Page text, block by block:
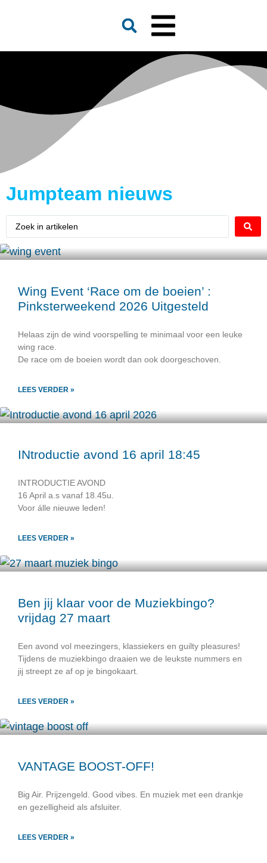
Jumpteam nieuws
Wing Event ‘Race om de boeien’ :
Pinksterweekend 2026 Uitgesteld
Helaas zijn de wind voorspelling te minimaal voor een leuke
wing race.
De race om de boeien wordt dan ook doorgeschoven.
LEES VERDER »
INtroductie avond 16 april 18:45
INTRODUCTIE AVOND
16 April a.s vanaf 18.45u.
Voor álle nieuwe leden!
LEES VERDER »
Ben jij klaar voor de Muziekbingo?
vrijdag 27 maart
Een avond vol meezingers, klassiekers en guilty pleasures!
Tijdens de muziekbingo draaien we de leukste nummers en
jij streept ze af op je bingokaart.
LEES VERDER »
VANTAGE BOOST-OFF!
Big Air. Prijzengeld. Good vibes. En muziek met een drankje
en gezelligheid als afsluiter.
LEES VERDER »